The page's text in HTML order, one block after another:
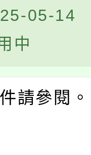
05-14
中
請參閱。